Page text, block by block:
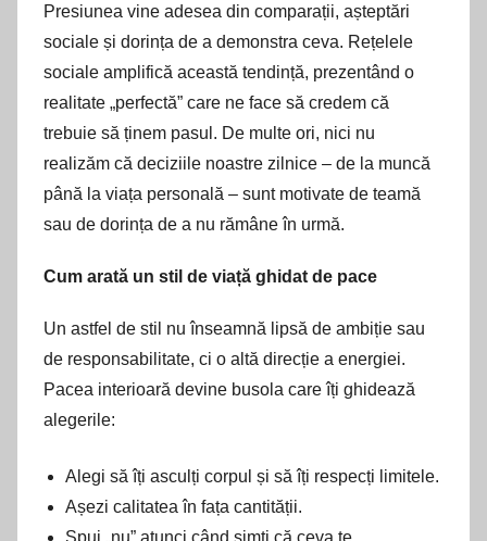
Presiunea vine adesea din comparații, așteptări
sociale și dorința de a demonstra ceva. Rețelele
sociale amplifică această tendință, prezentând o
realitate „perfectă” care ne face să credem că
trebuie să ținem pasul. De multe ori, nici nu
realizăm că deciziile noastre zilnice – de la muncă
până la viața personală – sunt motivate de teamă
sau de dorința de a nu rămâne în urmă.
Cum arată un stil de viață ghidat de pace
Un astfel de stil nu înseamnă lipsă de ambiție sau
de responsabilitate, ci o altă direcție a energiei.
Pacea interioară devine busola care îți ghidează
alegerile:
Alegi să îți asculți corpul și să îți respecți limitele.
Așezi calitatea în fața cantității.
Spui „nu” atunci când simți că ceva te